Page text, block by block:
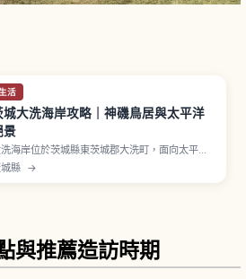
活
城大洗海岸攻略｜神磯鳥居與太平洋
景
海岸位於茨城縣東茨城郡大洗町，面向太平
象徵「神磯鳥居」矗立海上岩礁，日出時呈現
縣 →
與推薦造訪時期